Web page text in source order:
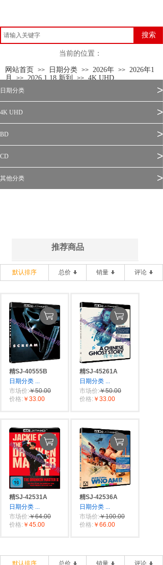
搜索
当前的位置：
网站首页 >> 日期分类 >> 2026年 >> 2026年1
月 >> 2026.1.18 新到 >> 4K UHD
日期分类 >
4K UHD >
BD >
CD >
其他分类 >
推荐商品
默认排序 总价 销量 评论
精SJ-40555B
日期分类 ...
市场价:￥50.00
价格: ￥33.00
精SJ-45261A
日期分类 ...
市场价:￥50.00
价格: ￥33.00
精SJ-42531A
日期分类 ...
市场价:￥64.00
价格: ￥45.00
精SJ-42536A
日期分类 ...
市场价:￥100.00
价格: ￥66.00
默认排序 总价 销量 评论